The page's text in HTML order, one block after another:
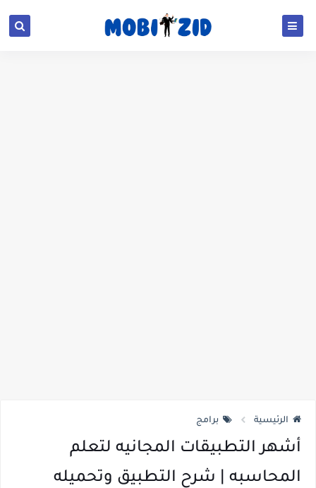
الرئيسية برامج
أشهر التطبيقات المجانيه لتعلم
المحاسبه | شرح التطبيق وتحميله